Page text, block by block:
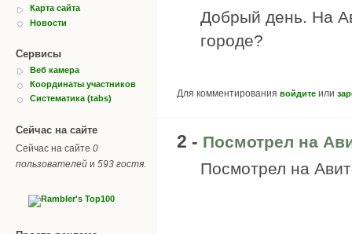
Карта сайта
Новости
Сервисы
Веб камера
Координаты участников
Систематика (tabs)
Сейчас на сайте
Сейчас на сайте 0
пользователей и 593 гостя
Добрый день. На
городе?
Для комментирования войдите или
2 - Посмотрел на
Посмотрел на